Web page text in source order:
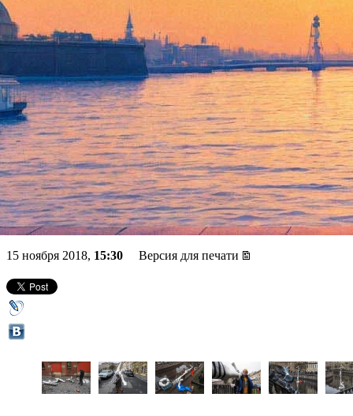
Шестиметровые акробаты в
полосатых купальниках
поселились в канале
Грибоедова
15 ноября 2018, 15:30 Версия для печати